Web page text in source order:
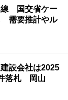
線 国交省ケー
需要推計やル
設会社は2025
落札 岡山